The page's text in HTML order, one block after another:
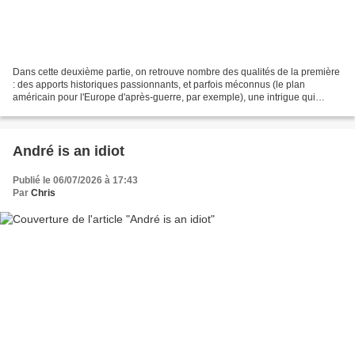
Dans cette deuxième partie, on retrouve nombre des qualités de la première
: des apports historiques passionnants, et parfois méconnus (le plan
américain pour l'Europe d'après-guerre, par exemple), une intrigue qui
André is an idiot
Publié le 06/07/2026 à 17:43
Par Chris